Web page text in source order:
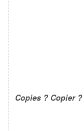
Copies ? Copier ?